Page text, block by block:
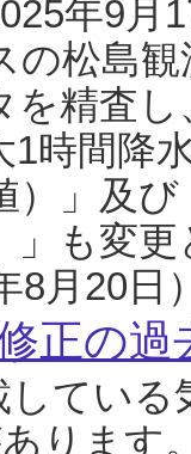
年9月
の松島
を精査
1時間降
）」及
」も変
8月20日）
正の過
ている
ります